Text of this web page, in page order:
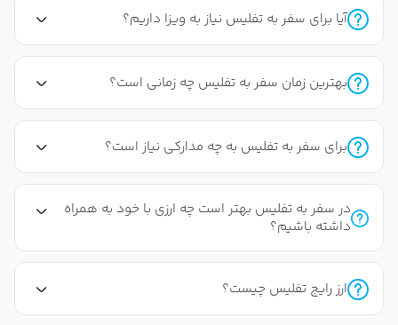
آیا برای سفر به تفلیس نیاز به ویزا داریم؟
بهترین زمان سفر به تفلیس چه زمانی است؟
برای سفر به تفلیس به چه مدارکی نیاز است؟
در سفر به تفلیس بهتر است چه ارزی با خود به همراه
داشته باشیم؟
ارز رایج تفلیس چیست؟